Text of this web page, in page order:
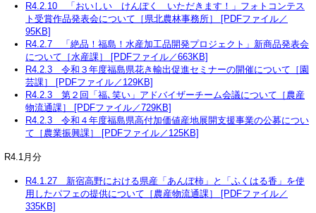
R4.2.10 「おいしい けんぽく いただきます！」フォトコンテス
ト受賞作品発表会について［県北農林事務所］ [PDFファイル／
95KB]
R4.2.7 「絶品！福島！水産加工品開発プロジェクト」新商品発表会
について［水産課］ [PDFファイル／663KB]
R4.2.3 令和３年度福島県花き輸出促進セミナーの開催について［園
芸課］ [PDFファイル／129KB]
R4.2.3 第２回「福､笑い」アドバイザーチーム会議について［農産
物流通課］ [PDFファイル／729KB]
R4.2.3 令和４年度福島県高付加価値産地展開支援事業の公募につい
て［農業振興課］ [PDFファイル／125KB]
R4.1月分
R4.1.27 新宿高野における県産「あんぽ柿」と「ふくはる香」を使
用したパフェの提供について［農産物流通課］ [PDFファイル／
335KB]